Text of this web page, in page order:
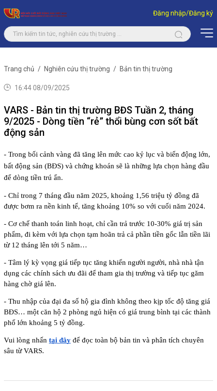
Đăng nhập/Đăng ký
Trang chủ Nghiên cứu thị trường Bản tin thị trường
16:44 08/09/2025
VARS - Bản tin thị trường BĐS Tuần 2, tháng
9/2025 - Dòng tiền “rẻ” thổi bùng cơn sốt bất
động sản
- Trong bối cảnh vàng đã tăng lên mức cao kỷ lục và biến động lớn,
bất động sản (BĐS) và chứng khoán sẽ là những lựa chọn hàng đầu
để dòng tiền trú ẩn.
- Chỉ trong 7 tháng đầu năm 2025, khoảng 1,56 triệu tỷ đồng đã
được bơm ra nền kinh tế, tăng khoảng 10% so với cuối năm 2024.
- Cơ chế thanh toán linh hoạt, chỉ cần trả trước 10-30% giá trị sản
phẩm, đi kèm với lựa chọn tạm hoãn trả cả phần tiền gốc lẫn tiền lãi
từ 12 tháng lên tới 5 năm…
- Tâm lý kỳ vọng giá tiếp tục tăng khiến người người, nhà nhà tận
dụng các chính sách ưu đãi để tham gia thị trường và tiếp tục găm
hàng chờ giá lên.
- Thu nhập của đại đa số hộ gia đình không theo kịp tốc độ tăng giá
BĐS… một căn hộ 2 phòng ngủ hiện có giá trung bình tại các thành
phố lớn khoảng 5 tỷ đồng.
Vui lòng nhấn tại đây để đọc toàn bộ bản tin và phân tích chuyên
sâu từ VARS.